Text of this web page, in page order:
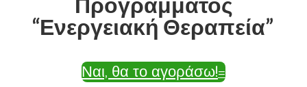
“Ενεργειακή Θεραπεία”
Ναι, θα το αγοράσω!